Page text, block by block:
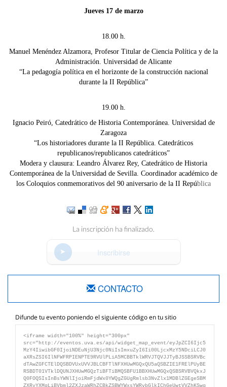
Jueves 17 de marzo
18.00 h.
Manuel Menéndez Alzamora, Profesor Titular de Ciencia Política y de la
Administración. Universidad de Alicante
“La pedagogía política en el horizonte de la construcción nacional
durante la II República”
19.00 h.
Ignacio Peiró, Catedrático de Historia Contemporánea. Universidad de
Zaragoza
“Los historiadores durante la II República. Catedráticos
republicanos/republicanos catedráticos”
Modera y clausura: Leandro Álvarez Rey, Catedrático de Historia
Contemporánea de la Universidad de Sevilla. Coordinador académico de
los Coloquios conmemorativos del 90 aniversario de la II República
La inscripción ha finalizado.
Inscribirse
CONTACTO
Difunde tu evento poniendo el siguiente código en tu sitio